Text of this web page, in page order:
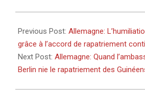
12-
13
Previous Post: Allemagne:
grâce à l’accord de rapatriement
Next Post: Allemagne: Quand
Berlin nie le rapatriement des